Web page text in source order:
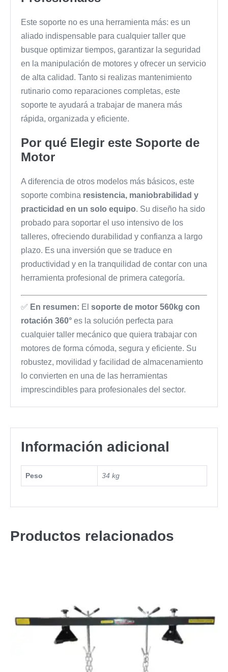
Este soporte no es una herramienta más: es un
aliado indispensable para cualquier taller que
busque optimizar tiempos, garantizar la seguridad
en la manipulación de motores y ofrecer un servicio
de alta calidad. Tanto si realizas mantenimiento
rutinario como reparaciones completas, este
soporte te ayudará a trabajar de manera más
rápida, organizada y eficiente.
Por qué Elegir este Soporte de
Motor
A diferencia de otros modelos más básicos, este
soporte combina resistencia, maniobrabilidad y
practicidad en un solo equipo. Su diseño ha sido
probado para soportar el uso intensivo de los
talleres, ofreciendo durabilidad y confianza a largo
plazo. Es una inversión que se traduce en
productividad y en la tranquilidad de contar con una
herramienta profesional de primera categoría.
✅ En resumen: El soporte de motor 560kg con
rotación 360° es la solución perfecta para
cualquier taller mecánico que quiera trabajar con
motores de forma cómoda, segura y eficiente. Su
robustez, movilidad y facilidad de almacenamiento
lo convierten en una de las herramientas
imprescindibles para profesionales del sector.
Información adicional
Peso 34 kg
Productos relacionados